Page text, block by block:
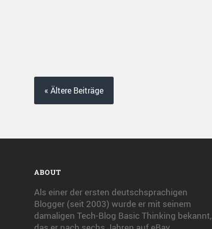
« Ältere Beiträge
ABOUT
Als einer der ersten deutschsprachigen
Blogger (seit 2003) wurde er mit seinem
damaligen Tech-Blog Basic Thinking bekannt,